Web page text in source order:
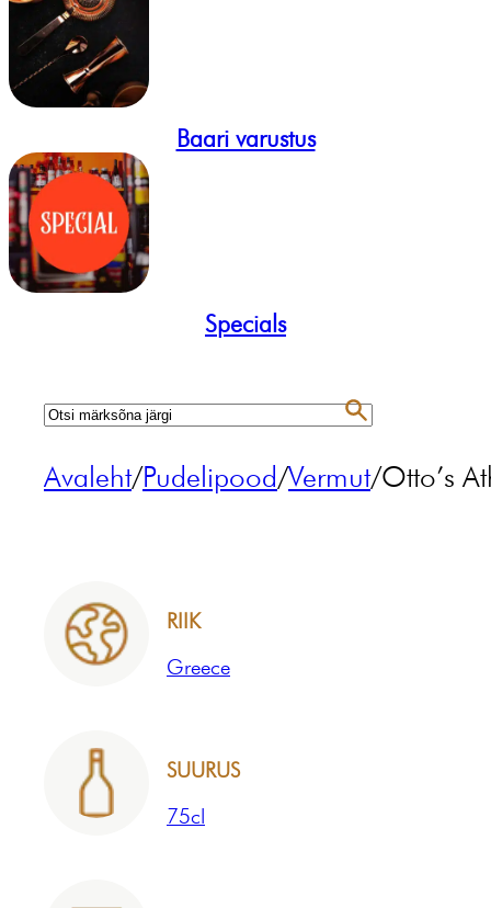
Baari varustus
Specials
Avaleht/Pudelipood/Vermut/Otto’s
RIIK
Greece
SUURUS
75cl